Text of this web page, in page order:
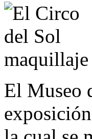
El Museo
exposición